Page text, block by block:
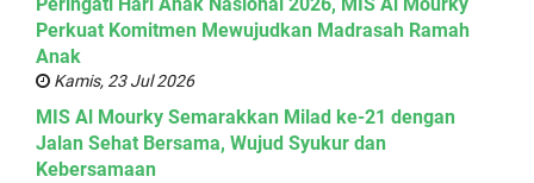
Peringati Hari Anak Nasional 2026, MIS Al Mourky
Perkuat Komitmen Mewujudkan Madrasah Ramah
Anak
Kamis, 23 Jul 2026
MIS Al Mourky Semarakkan Milad ke-21 dengan
Jalan Sehat Bersama, Wujud Syukur dan
Kebersamaan